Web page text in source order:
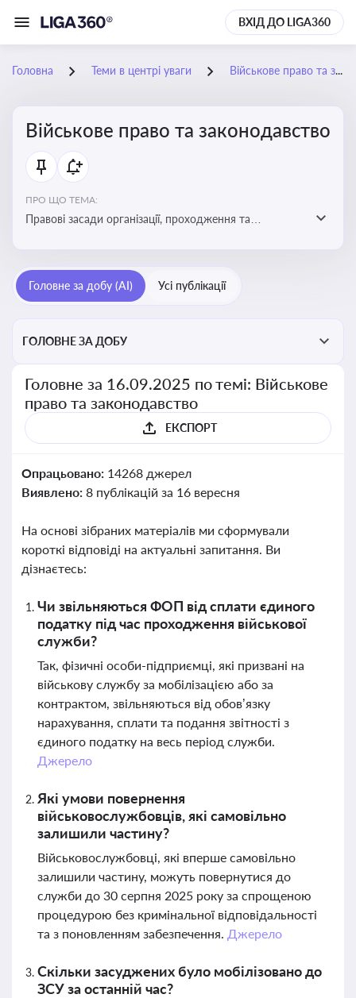
ВХІД ДО LIGA360
Головна Теми в центрі уваги Військове право та законодавство
Військове право та законодавство
ПРО ЩО ТЕМА:
Правові засади організації, проходження та
військовослужбовців у воєнний час
Головне за добу (AI) Усі публікації
ГОЛОВНЕ ЗА ДОБУ
Головне за 16.09.2025 по темі: Військове
право та законодавство
ЕКСПОРТ
Опрацьовано: 14268 джерел
Виявлено: 8 публікацій за 16 вересня
На основі зібраних матеріалів ми сформували
короткі відповіді на актуальні запитання. Ви
дізнаєтесь:
Чи звільняються ФОП від сплати єдиного
податку під час проходження військової
служби?
Так, фізичні особи-підприємці, які призвані на
військову службу за мобілізацією або за
контрактом, звільняються від обов’язку
нарахування, сплати та подання звітності з
єдиного податку на весь період служби.
Джерело
Які умови повернення
військовослужбовців, які самовільно
залишили частину?
Військовослужбовці, які вперше самовільно
залишили частину, можуть повернутися до
служби до 30 серпня 2025 року за спрощеною
процедурою без кримінальної відповідальності
та з поновленням забезпечення. Джерело
Скільки засуджених було мобілізовано до
ЗСУ за останній час?